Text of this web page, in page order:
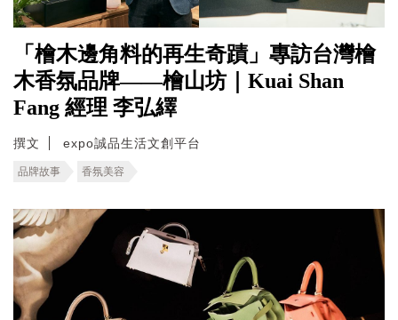
「檜木邊角料的再生奇蹟」專訪台灣檜
木香氛品牌——檜山坊｜Kuai Shan
Fang 經理 李弘繹
撰文 expo誠品生活文創平台
品牌故事 香氛美容